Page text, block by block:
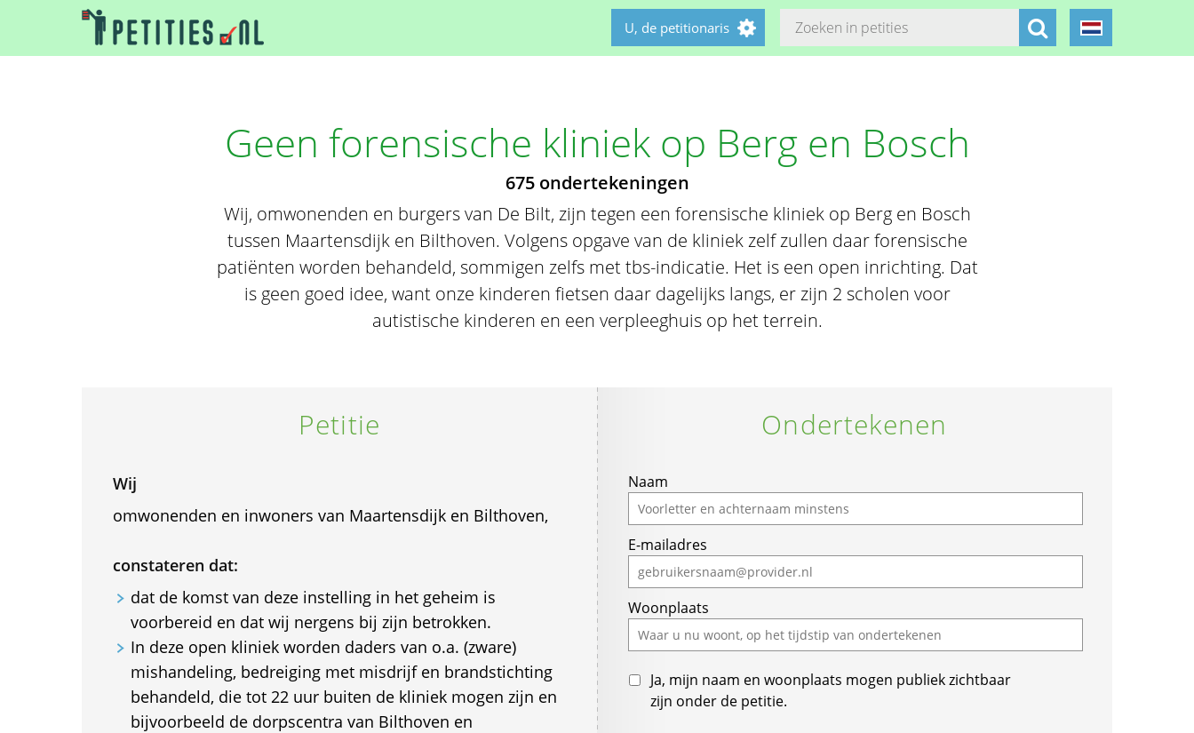
U, de petitionaris
Geen forensische kliniek op Berg en Bosch
675 ondertekeningen
Wij, omwonenden en burgers van De Bilt, zijn tegen een forensische kliniek op Berg en Bosch
tussen Maartensdijk en Bilthoven. Volgens opgave van de kliniek zelf zullen daar forensische
patiënten worden behandeld, sommigen zelfs met tbs-indicatie. Het is een open inrichting. Dat
is geen goed idee, want onze kinderen fietsen daar dagelijks langs, er zijn 2 scholen voor
autistische kinderen en een verpleeghuis op het terrein.
Petitie
Wij
omwonenden en inwoners van Maartensdijk en Bilthoven,
constateren dat:
dat de komst van deze instelling in het geheim is
voorbereid en dat wij nergens bij zijn betrokken.
In deze open kliniek worden daders van o.a. (zware)
mishandeling, bedreiging met misdrijf en brandstichting
behandeld, die tot 22 uur buiten de kliniek mogen zijn en
bijvoorbeeld de dorpscentra van Bilthoven en
Ondertekenen
If
you
are
a
human,
ignore
this
field
Naam
E-mailadres
Woonplaats
Ja, mijn naam en woonplaats mogen publiek zichtbaar
zijn onder de petitie.